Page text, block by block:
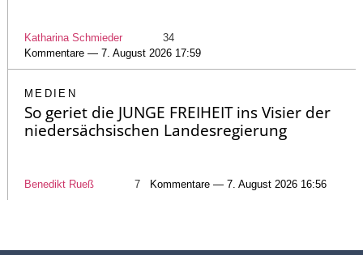
Katharina Schmieder
34
Kommentare — 7. August 2026 17:59
MEDIEN
So geriet die JUNGE FREIHEIT ins Visier der
niedersächsischen Landesregierung
Benedikt Rueß 7 Kommentare — 7. August 2026 16:56